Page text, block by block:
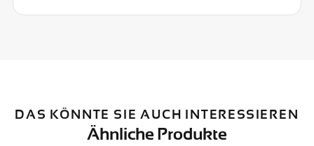
DAS KÖNNTE SIE AUCH INTERESSIEREN
Ähnliche Produkte